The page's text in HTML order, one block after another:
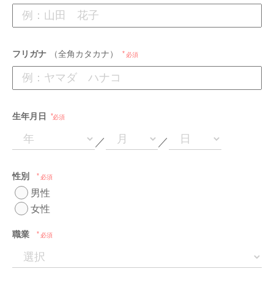
フリガナ （全角カタカナ） 必須
生年月日 必須
／ ／
性別 必須
男性
女性
職業 必須